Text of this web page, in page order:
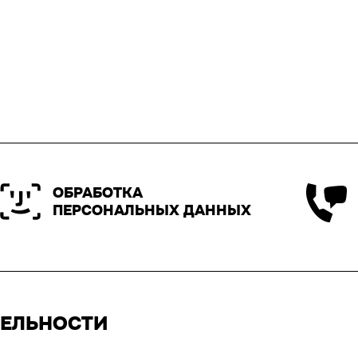
ОБРАБОТКА
ПЕРСОНАЛЬНЫХ ДАННЫХ